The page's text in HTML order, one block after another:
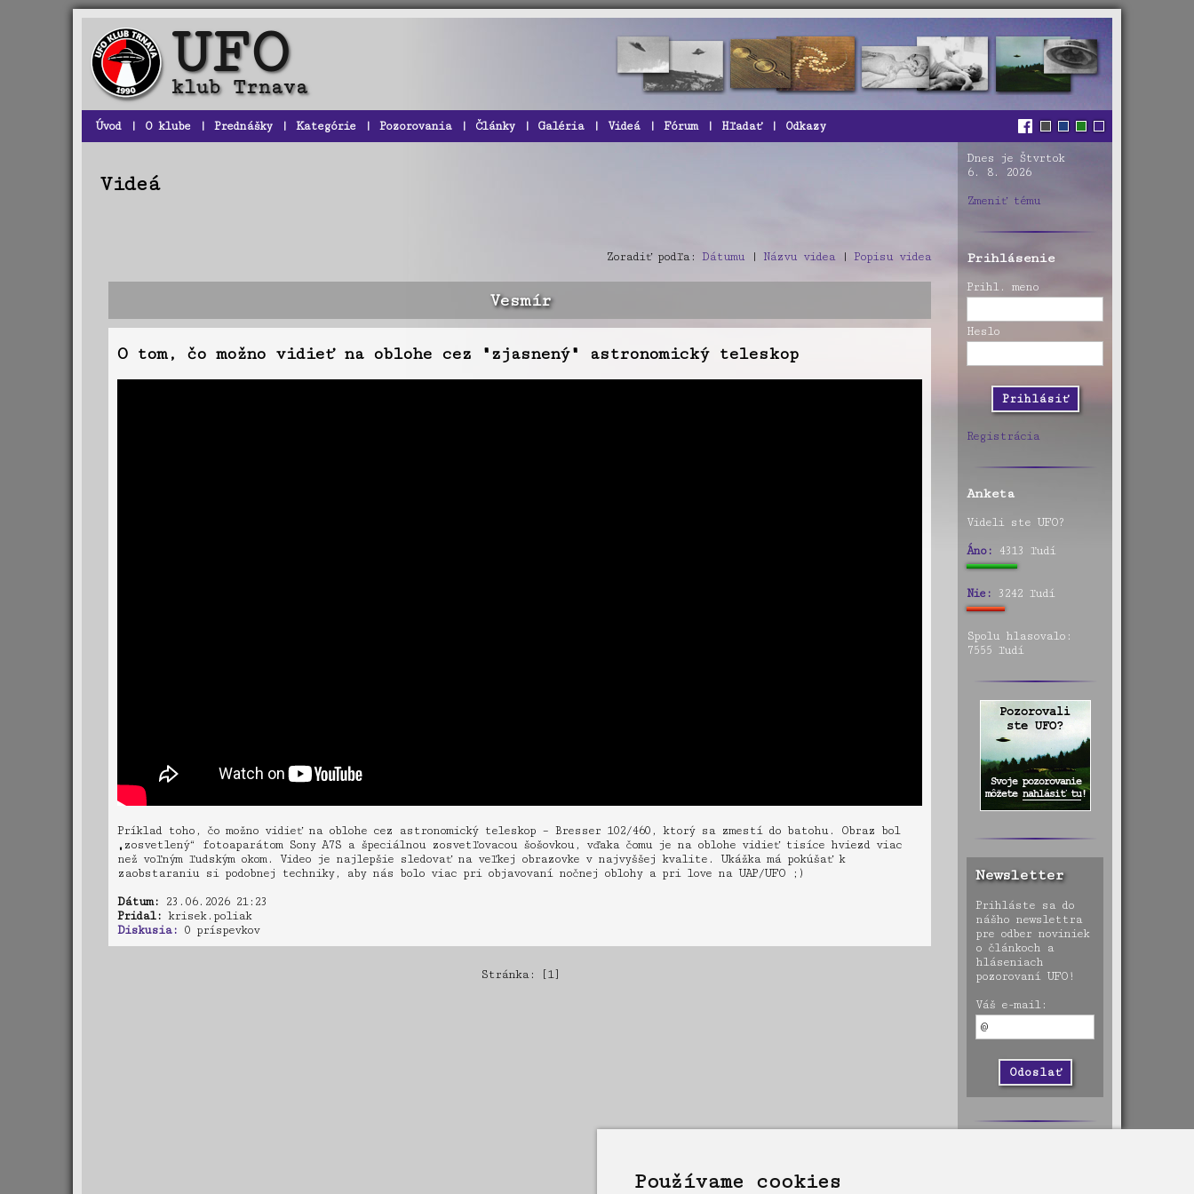
Používame cookies
Úvod | O klube | Prednášky | Kategórie | Pozorovania | Články | Galéria | Videá | Fórum | Hľadať | Odkazy
Videá
Zoradiť podľa: Dátumu | Názvu videa| Popisu videa
Vesmír
O tom, čo možno vidieť na oblohe cez "zjasnený" astronomický teleskop
Príklad toho, čo možno vidieť na oblohe cez astronomický teleskop – Bresser 102/460, ktorý sa zmestí do batohu. Obraz bol
„zosvetlený“ fotoaparátom Sony A7S a špeciálnou zosvetľovacou šošovkou, vďaka čomu je na oblohe vidieť tisíce hviezd viac
než voľným ľudským okom. Video je najlepšie sledovať na veľkej obrazovke v najvyššej kvalite. Ukážka má pokúšať k
zaobstaraniu si podobnej techniky, aby nás bolo viac pri objavovaní nočnej oblohy a pri love na UAP/UFO ;)
Dátum: 23.06.2026 21:23
Pridal: krisek.poliak
Diskusia: 0 príspevkov
Stránka: [1]
Dnes je Štvrtok
6. 8. 2026
Zmeniť tému
Prihlásenie
Prihl. meno
Heslo
Registrácia
Anketa
Videli ste UFO?
Áno: 4313 ľudí
Nie: 3242 ľudí
Spolu hlasovalo:
7555 ľudí
Newsletter
Prihláste sa do
nášho newslettra
pre odber noviniek
o článkoch a
hláseniach
pozorovaní UFO!
Váš e-mail: